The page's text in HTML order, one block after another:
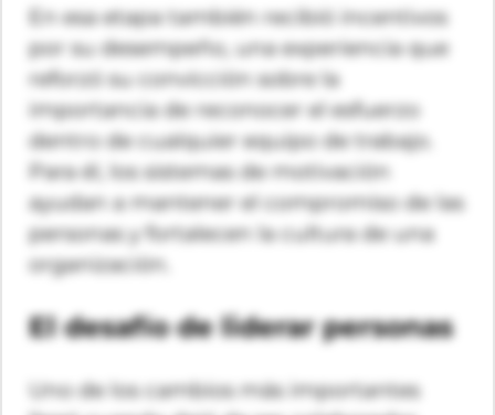
En esa etapa también recibió incentivos
por su desempeño, una experiencia que
reforzó su convicción sobre la
importancia de reconocer el esfuerzo
dentro de cualquier equipo de trabajo.
Para él, los sistemas de motivación
ayudan a mantener el compromiso de las
personas y fortalecen la cultura de una
organización.
El desafío de liderar personas
Uno de los cambios más importantes